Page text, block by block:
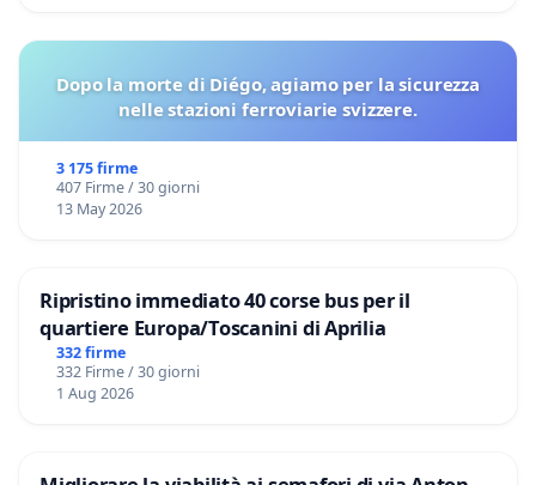
Dopo la morte di Diégo, agiamo per la sicurezza
nelle stazioni ferroviarie svizzere.
3 175 firme
407 Firme / 30 giorni
13 May 2026
Ripristino immediato 40 corse bus per il
quartiere Europa/Toscanini di Aprilia
332 firme
332 Firme / 30 giorni
1 Aug 2026